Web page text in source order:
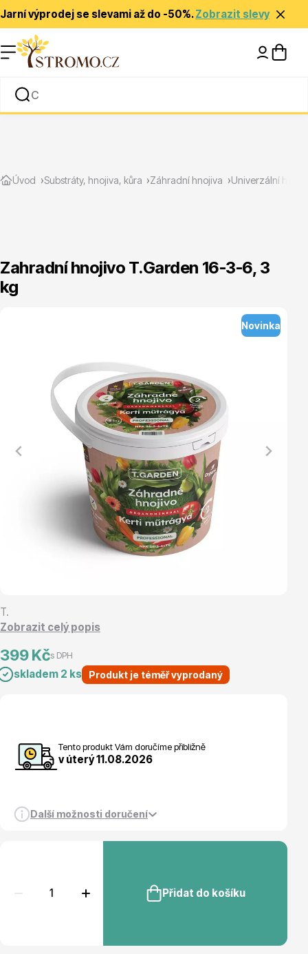
Jarní výprodej se slevami až do -50%.Zobrazit slevy
Rady a tipy
Zlevněné
Vřesovištní rostliny
Vánoční stromky v květináčích a řezané
Magnólie
Semena, sadba
Úvod Substráty, hnojiva, kůra Záhradní hnojiva Univerzální
Zahradní hnojivo T.Garden 16-3-6, 3
kg
Novinka
T.
Zobrazit celý popis
399 Kčs DPH
skladem 2 ks Produkt je téměř vyprodaný
Tento produkt Vám doručíme přibližně
v úterý 11.08.2026
Další možnosti doručení
Přidat do košíku